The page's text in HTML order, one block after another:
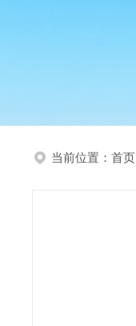
当前位置： 首页